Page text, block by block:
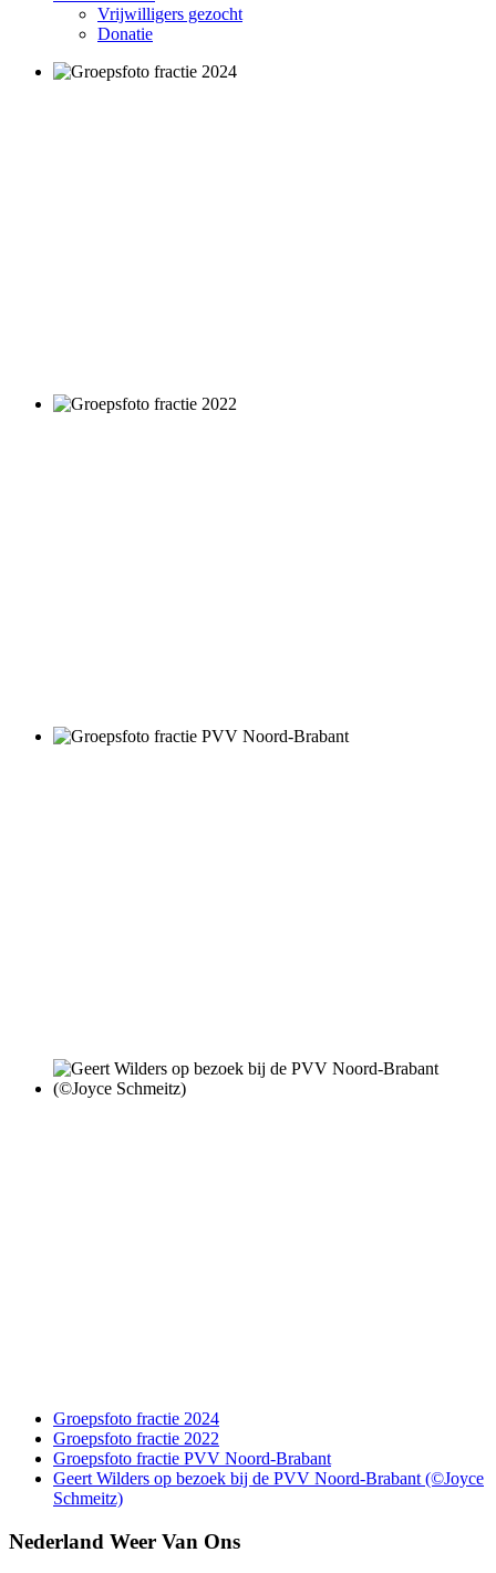
Vrijwilligers gezocht
Donatie
Groepsfoto fractie 2024
Groepsfoto fractie 2022
Groepsfoto fractie PVV Noord-Brabant
Geert Wilders op bezoek bij de PVV Noord-Brabant (©Joyce
Schmeitz)
Nederland Weer Van Ons